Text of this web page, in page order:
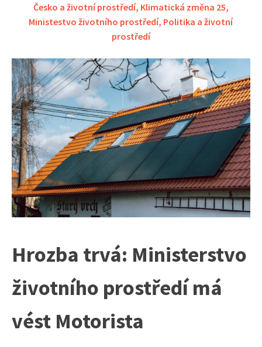
Česko a životní prostředí, Klimatická změna 25,
Ministestvo životního prostředí, Politika a životní
prostředí
Hrozba trvá: Ministerstvo
životního prostředí má
vést Motorista